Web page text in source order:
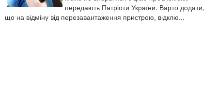
передають Патріоти України. Варто додати,
що на відміну від перезавантаження пристрою, відклю...